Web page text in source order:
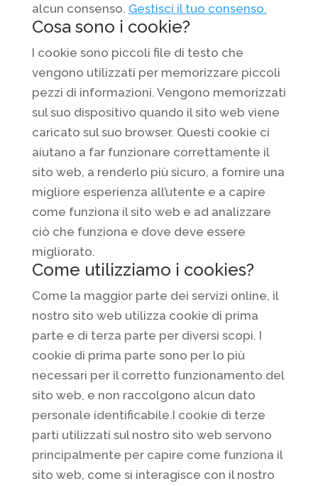
alcun consenso. Gestisci il tuo consenso.
Cosa sono i cookie?
I cookie sono piccoli file di testo che
vengono utilizzati per memorizzare piccoli
pezzi di informazioni. Vengono memorizzati
sul suo dispositivo quando il sito web viene
caricato sul suo browser. Questi cookie ci
aiutano a far funzionare correttamente il
sito web, a renderlo più sicuro, a fornire una
migliore esperienza all’utente e a capire
come funziona il sito web e ad analizzare
ciò che funziona e dove deve essere
migliorato.
Come utilizziamo i cookies?
Come la maggior parte dei servizi online, il
nostro sito web utilizza cookie di prima
parte e di terza parte per diversi scopi. I
cookie di prima parte sono per lo più
necessari per il corretto funzionamento del
sito web, e non raccolgono alcun dato
personale identificabile.I cookie di terze
parti utilizzati sul nostro sito web servono
principalmente per capire come funziona il
sito web, come si interagisce con il nostro